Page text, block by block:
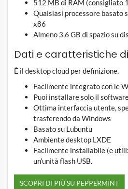
512 MB di RAM (consigliato
Qualsiasi processore basato
x86
Almeno 3,6 GB di spazio su
Dati e caratteristiche
È il desktop cloud per definizione.
Facilmente integrato con le
Puoi installare solo il
Ottima interfaccia utente,
trasferendo da Windows
Basato su Lubuntu
Ambiente desktop LXDE
Facilmente installabile (e
un’unità flash USB.
SCOPRI DI PIÙ SU PEPPERMINT